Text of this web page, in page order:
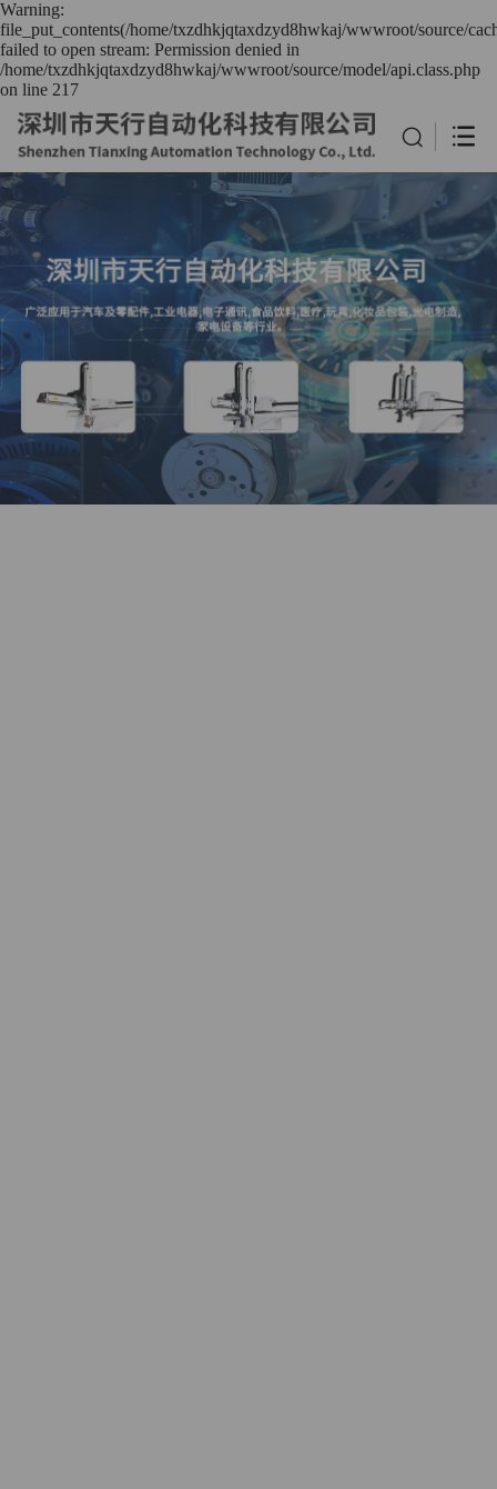
Warning:
file_put_contents(/home/txzdhkjqtaxdzyd8hwkaj/wwwroot/source/
failed to open stream: Permission denied in
/home/txzdhkjqtaxdzyd8hwkaj/wwwroot/source/model/api.class.php
on line 217